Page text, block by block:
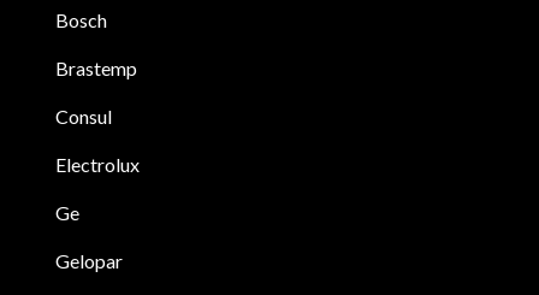
Bosch
Brastemp
Consul
Electrolux
Ge
Gelopar